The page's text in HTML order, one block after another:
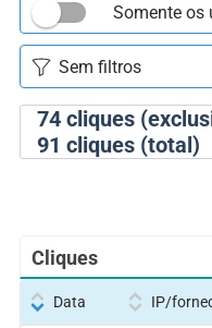
74cliques
91 cliques (total)
Somente os
Cliques
Data